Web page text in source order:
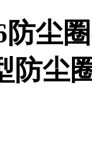
防尘
防尘